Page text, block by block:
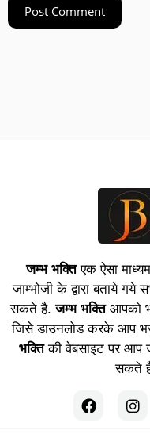
जम्भ भक्तिएक ऐसा
जाम्भोजी के द्वारा बताये
सकते है.जम्भ भक्तिआपको
जिसे डाउनलोड करके आप
भक्तिकी वेबसाइट पर आप
सकते